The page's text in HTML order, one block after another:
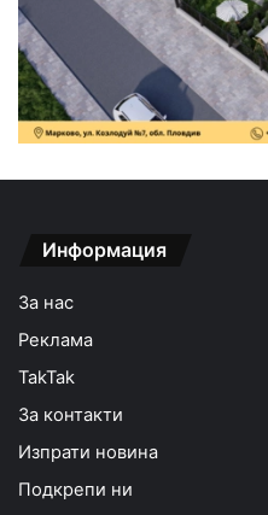
Информация
За нас
Реклама
TakTak
За контакти
Изпрати новина
Подкрепи ни